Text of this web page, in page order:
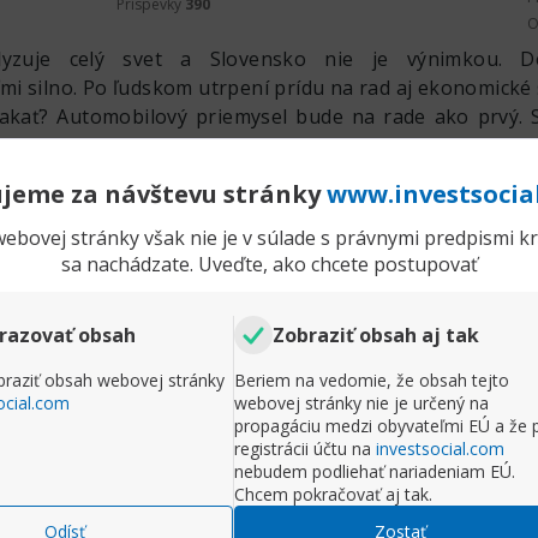
za návštevu stránky
stránky však nie je v súlade s právnymi predpismi
sa nachádzate. Uveďte, ako chcete postupovať
obsah
obsah webovej stránky
Odísť
Zobraziť obsah aj tak
Beriem na vedomie, že obsah tejto
webovej stránky nie je určený na
propagáciu medzi obyvateľmi EÚ a že
registrácii účtu na investsocial.com
nebudem podliehať nariadeniam EÚ.
Chcem pokračovať aj tak.
Zostať
Príspevky 390
celý svet a Slovensko nie je výnimkou.
silno. Po ľudskom utrpení prídu na rad aj ekonomické
Automobilový priemysel bude na rade ako prvý.
na ekonomike Nemecka, alebo Francúzska.
postihne to vážne dopyt po produktoch vyrábaných
v tisícoch však budú ohrozené nie len pre
že zamestnanci nebudú mať povolené pracovať. Ak
silno ohrozená.
zodpovednosť upozornila, že okrem priamych
si vyžiadajú vyššie náklady aj karanténne
Rada naznačila, že základe situácie v domácej,
tento rok skĺznuť do recesie.
Rozbaliť príspevok